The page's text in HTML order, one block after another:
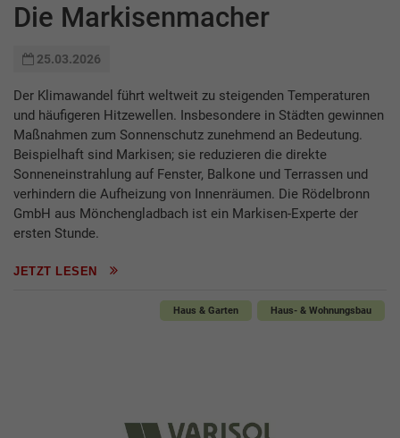
Die Markisenmacher
25.03.2026
Der Klimawandel führt weltweit zu steigenden Temperaturen
und häufigeren Hitzewellen. Insbesondere in Städten gewinnen
Maßnahmen zum Sonnenschutz zunehmend an Bedeutung.
Beispielhaft sind Markisen; sie reduzieren die direkte
Sonneneinstrahlung auf Fenster, Balkone und Terrassen und
verhindern die Aufheizung von Innenräumen. Die Rödelbronn
GmbH aus Mönchengladbach ist ein Markisen-Experte der
ersten Stunde.
JETZT LESEN
Haus & Garten Haus- & Wohnungsbau